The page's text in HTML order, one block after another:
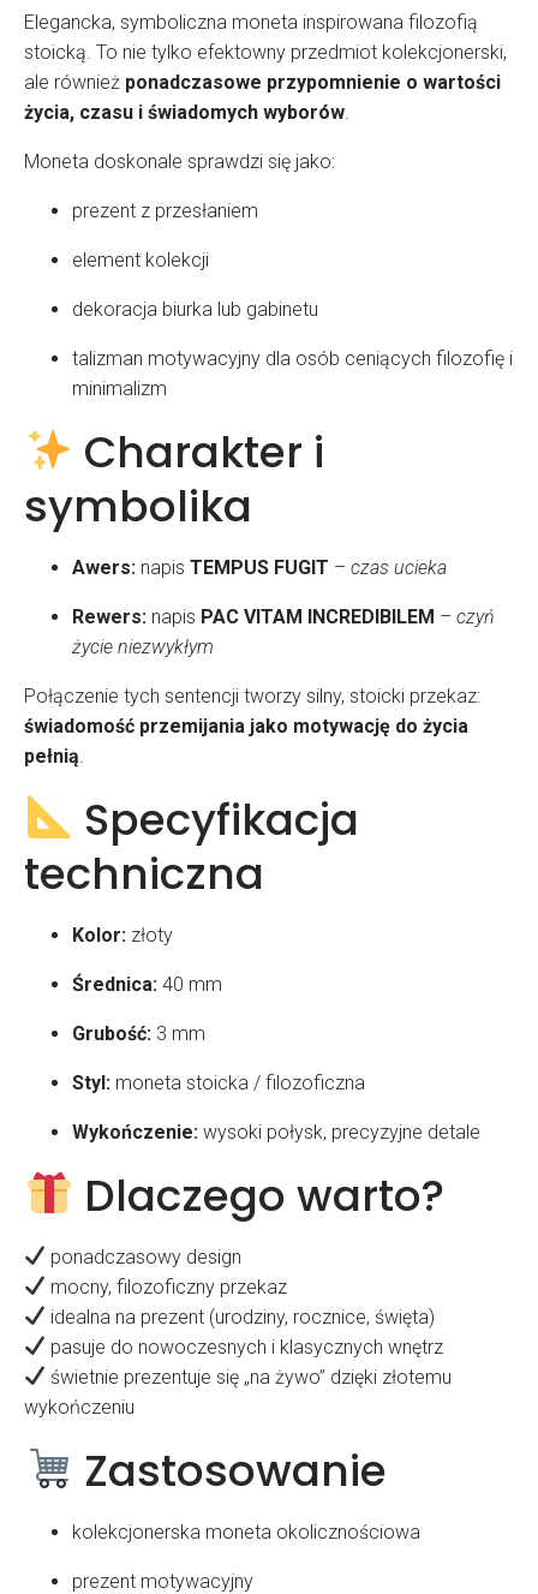
Elegancka, symboliczna moneta inspirowana filozofią
stoicką. To nie tylko efektowny przedmiot kolekcjonerski,
ale również ponadczasowe przypomnienie o wartości
życia, czasu i świadomych wyborów
Moneta doskonale sprawdzi się jako:
prezent z przesłaniem
element kolekcji
dekoracja biurka lub gabinetu
talizman motywacyjny dla osób ceniących filozofię i
minimalizm
Charakter i
symbolika
Awers: napis TEMPUS FUGIT – czas ucieka
Rewers: napis PAC VITAM INCREDIBILEM – czyń
życie niezwykłym
Połączenie tych sentencji tworzy silny, stoicki przekaz:
świadomość przemijania jako motywację do życia
pełnią
Specyfikacja
techniczna
Kolor: złoty
Średnica: 40 mm
Grubość: 3 mm
Styl: moneta stoicka / filozoficzna
Wykończenie: wysoki połysk, precyzyjne detale
Dlaczego warto?
ponadczasowy design
mocny, filozoficzny przekaz
idealna na prezent (urodziny, rocznice, święta)
pasuje do nowoczesnych i klasycznych wnętrz
świetnie prezentuje się „na żywo” dzięki złotemu
wykończeniu
Zastosowanie
kolekcjonerska moneta okolicznościowa
prezent motywacyjny